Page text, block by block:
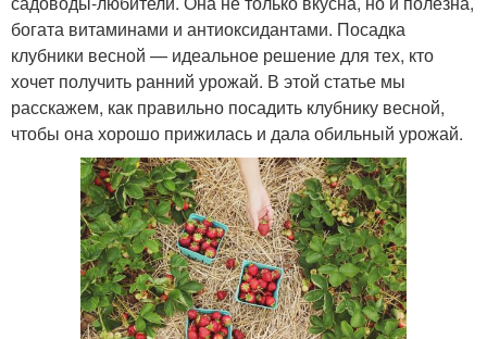
богата витаминами и антиоксидантами. Посадка
клубники весной — идеальное решение для тех, кто
хочет получить ранний урожай. В этой статье мы
расскажем, как правильно посадить клубнику весной,
чтобы она хорошо прижилась и дала обильный урожай.